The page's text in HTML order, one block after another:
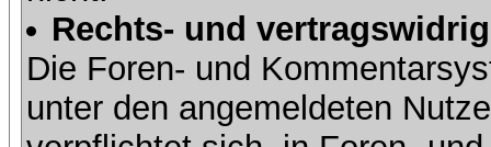
Rechts- und
Die Foren- und
unter den angemeldeten